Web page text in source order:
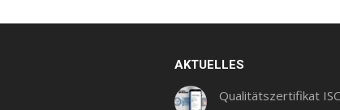
AKTUELLES
Qualitätszertifikat